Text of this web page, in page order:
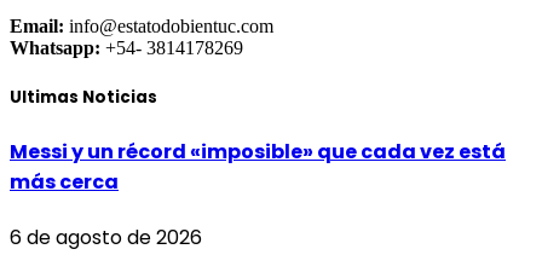
Email: info@estatodobientuc.com
Whatsapp: +54- 3814178269
Ultimas Noticias
Messi y un récord «imposible» que cada vez está
más cerca
6 de agosto de 2026